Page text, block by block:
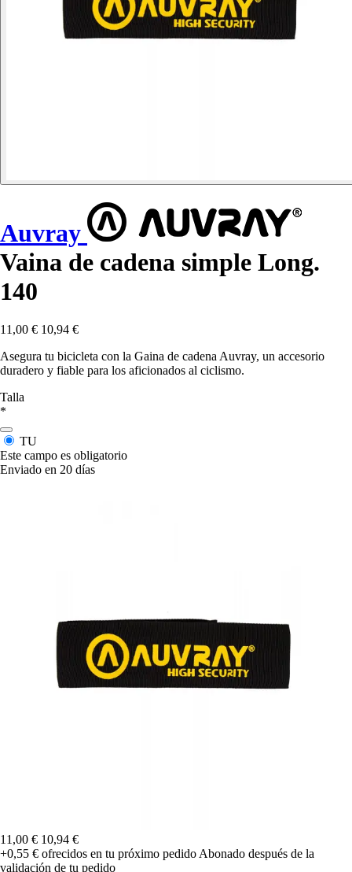
Auvray
Vaina de cadena simple Long.
140
11,00 € 10,94 €
Asegura tu bicicleta con la Gaina de cadena Auvray, un accesorio
duradero y fiable para los aficionados al ciclismo.
Talla
*
TU
Este campo es obligatorio
Enviado en 20 días
11,00 € 10,94 €
+0,55 € ofrecidos en tu próximo pedido Abonado después de la
validación de tu pedido